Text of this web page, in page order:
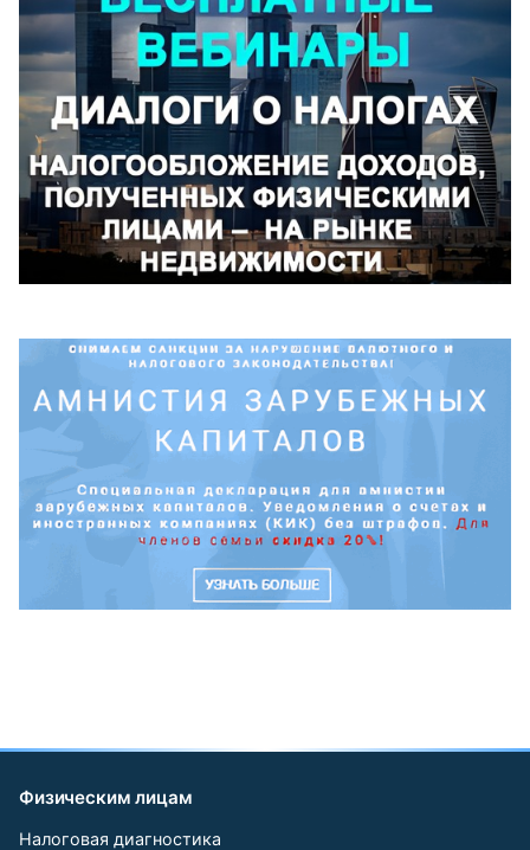
Физическим лицам
Налоговая диагностика